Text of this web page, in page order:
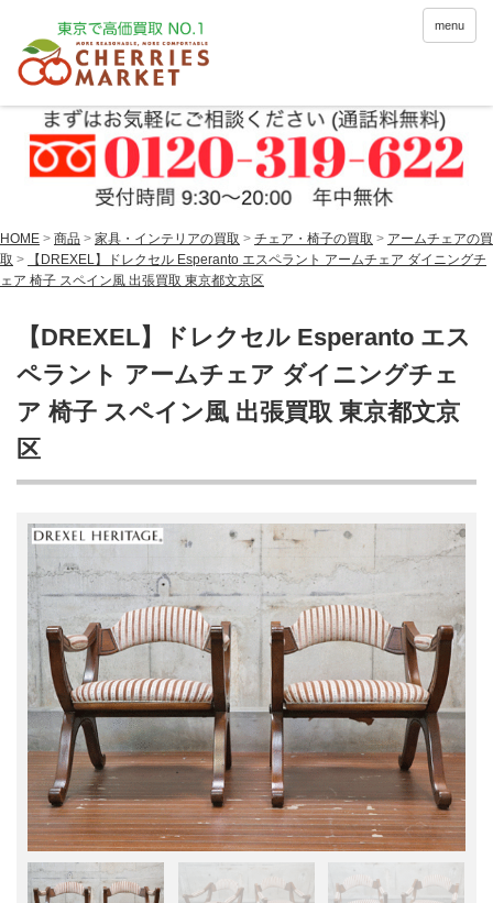
menu
HOME > 商品 > 家具・インテリアの買取 > チェア・椅子の買取 > アームチェアの買
取 >
【DREXEL】ドレクセル Esperanto エスペラント アームチェア ダイニングチ
ェア 椅子 スペイン風 出張買取 東京都文京区
【DREXEL】ドレクセル Esperanto エス
ペラント アームチェア ダイニングチェ
ア 椅子 スペイン風 出張買取 東京都文京
区